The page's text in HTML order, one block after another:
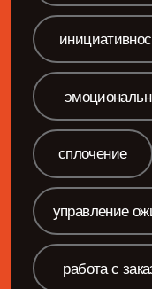
зрелый
О чем говорим
Как
работы,
устойчива
рискам и
вызовам